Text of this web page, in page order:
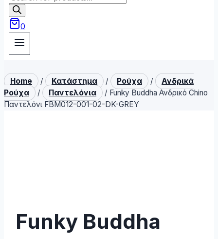
search
0
Home / Κατάστημα / Ρούχα /
Ανδρικά
Ρούχα
/ Παντελόνια / Funky Buddha Ανδρικό Chino
Παντελόνι FBM012-001-02-DK-GREY
Funky Buddha